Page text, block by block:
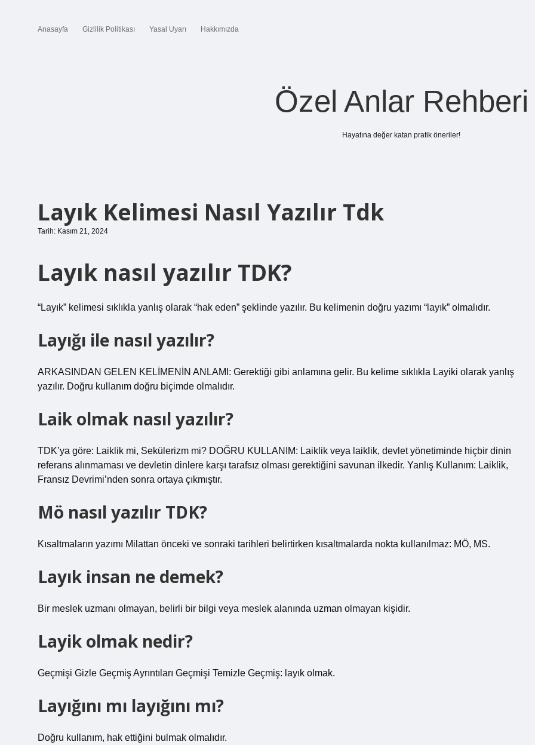
Anasayfa Gizlilik Politikası Yasal Uyarı Hakkımızda
Özel Anlar Rehberi
Hayatına değer katan pratik öneriler!
Layık Kelimesi Nasıl Yazılır Tdk
Tarih: Kasım 21, 2024
Layık nasıl yazılır TDK?
“Layık” kelimesi sıklıkla yanlış olarak “hak eden” şeklinde yazılır. Bu kelimenin doğru yazımı “layık” olmalıdır.
Layığı ile nasıl yazılır?
ARKASINDAN GELEN KELİMENİN ANLAMI: Gerektiği gibi anlamına gelir. Bu kelime sıklıkla Layiki olarak yanlış
yazılır. Doğru kullanım doğru biçimde olmalıdır.
Laik olmak nasıl yazılır?
TDK’ya göre: Laiklik mi, Sekülerizm mi? DOĞRU KULLANIM: Laiklik veya laiklik, devlet yönetiminde hiçbir dinin
referans alınmaması ve devletin dinlere karşı tarafsız olması gerektiğini savunan ilkedir. Yanlış Kullanım: Laiklik,
Fransız Devrimi’nden sonra ortaya çıkmıştır.
Mö nasıl yazılır TDK?
Kısaltmaların yazımı Milattan önceki ve sonraki tarihleri ​​belirtirken kısaltmalarda nokta kullanılmaz: MÖ, MS.
Layık insan ne demek?
Bir meslek uzmanı olmayan, belirli bir bilgi veya meslek alanında uzman olmayan kişidir.
Layik olmak nedir?
Geçmişi Gizle Geçmiş Ayrıntıları Geçmişi Temizle Geçmiş: layık olmak.
Layığını mı layığını mı?
Doğru kullanım, hak ettiğini bulmak olmalıdır.